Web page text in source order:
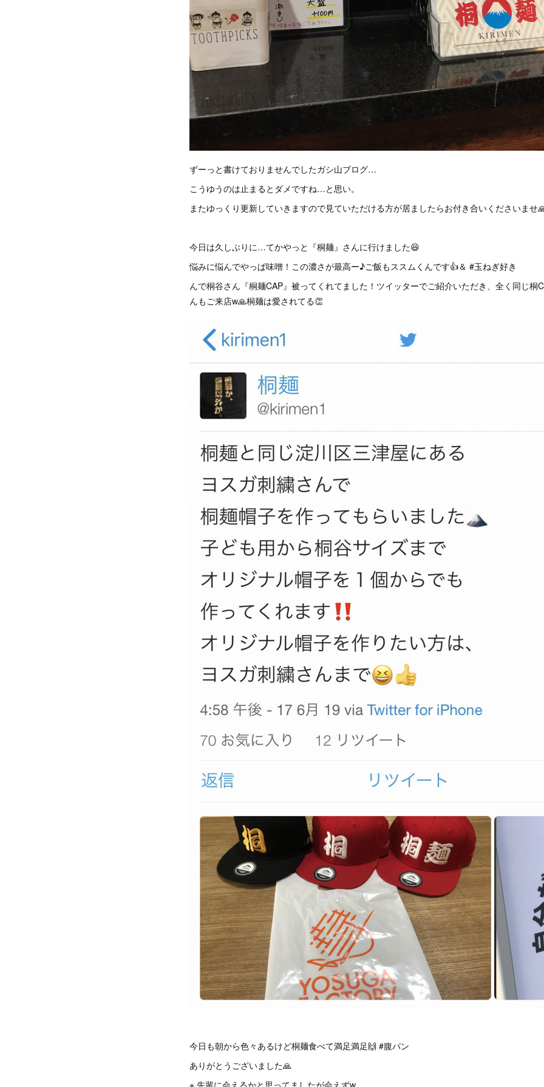
ずーっと書けておりませんでしたガシ山ブログ…
こうゆうのは止まるとダメですね…と思い。
またゆっくり更新していきますので見ていただける方が居ましたらお付き合いくださいませ
今日は久しぶりに…てかやっと『桐麺』さんに行けました😆
悩みに悩んでやっぱ味噌！この濃さが最高ー♪ご飯もススムくんです👍＆ #玉ねぎ好き
んで桐谷さん『桐麺CAP』被ってくれてました！ツイッターでご紹介いただき、全く同じ桐
んもご来店w🙏桐麺は愛されてる👏
今日も朝から色々あるけど桐麺食べて満足満足🙌 #腹パン
ありがとうございました🙏
※ 先輩に会えるかと思ってましたが会えずw